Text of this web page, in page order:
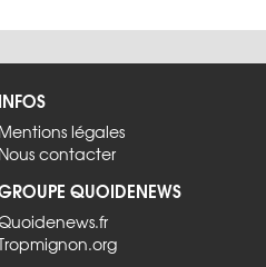
INFOS
Mentions légales
Nous contacter
QUOIDENEWS